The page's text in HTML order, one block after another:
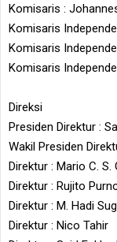
Komisaris :
Komisaris
Komisaris
Komisaris
Direksi
Presiden Direktur :
Wakil Presiden
Direktur : Mario C. S.
Direktur : Rujito
Direktur : M. Hadi
Direktur : Nico Tahir